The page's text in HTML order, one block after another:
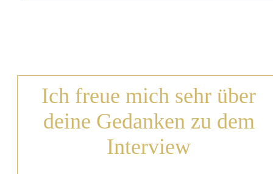
Ich freue mich sehr über
deine Gedanken zu dem
Interview